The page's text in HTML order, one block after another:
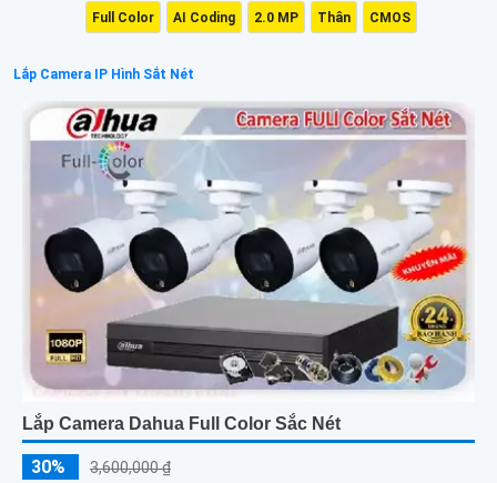
Full Color AI Coding 2.0 MP Thân CMOS
Lắp Camera IP Hình Sắt Nét
Lắp Camera Dahua Full Color Sắc Nét
30% 3,600,000 ₫